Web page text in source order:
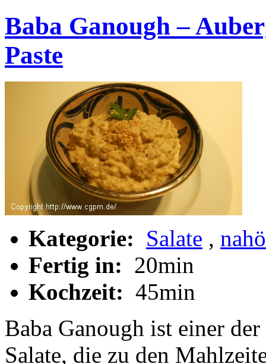
Baba Ganough –
Paste
Kategorie: Salate ,
Fertig in: 20min
Kochzeit: 45min
Baba Ganough ist einer
Salate, die zu den